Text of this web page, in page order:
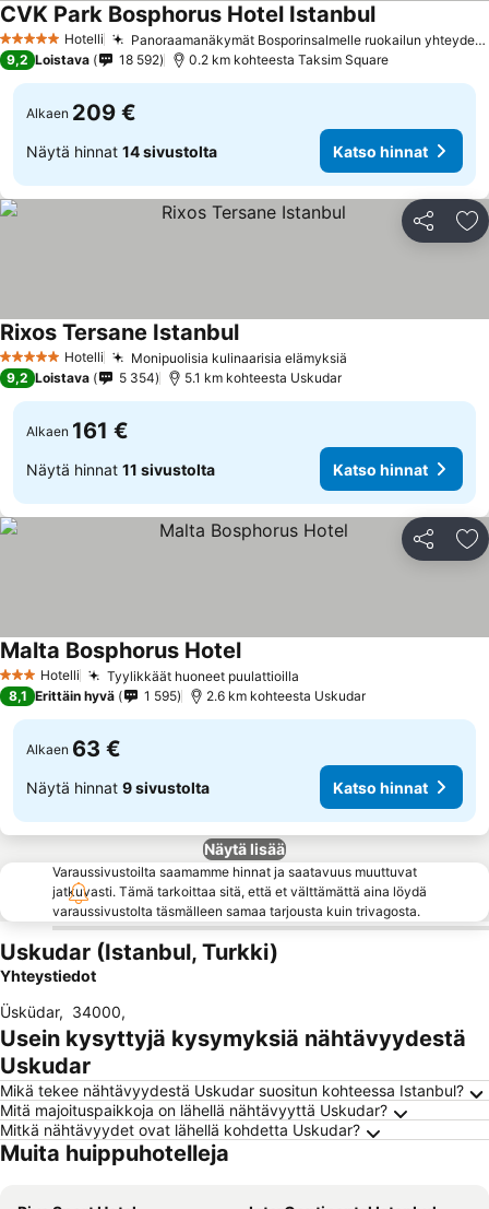
5 Tähtiluokitus
Hotelli Panoraamanäkymät Bosporinsalmelle ruokailun yhteydessä
CVK Park Bosphorus Hotel Istanbul
9,2 Loistava 18 592 0.2 km kohteesta Taksim Square
Alkaen 209 €
Näytä hinnat 14 sivustolta Katso hinnat
Jaa
5 Tähtiluokitus
Hotelli Monipuolisia kulinaarisia elämyksiä
Rixos Tersane Istanbul
9,2 Loistava 5 354 5.1 km kohteesta Uskudar
Alkaen 161 €
Näytä hinnat 11 sivustolta Katso hinnat
Jaa
3 Tähtiluokitus
Hotelli Tyylikkäät huoneet puulattioilla
Malta Bosphorus Hotel
8,1 Erittäin hyvä 1 595 2.6 km kohteesta Uskudar
Alkaen 63 €
Näytä hinnat 9 sivustolta Katso hinnat
Näytä lisää
Varaussivustoilta saamamme hinnat ja saatavuus muuttuvat
jatkuvasti. Tämä tarkoittaa sitä, että et välttämättä aina löydä
varaussivustolta täsmälleen samaa tarjousta kuin trivagosta.
Uskudar (Istanbul, Turkki)
Yhteystiedot
Üsküdar, 34000,
Usein kysyttyjä kysymyksiä nähtävyydestä
Uskudar
Mikä tekee nähtävyydestä Uskudar suositun kohteessa Istanbul?
Mitä majoituspaikkoja on lähellä nähtävyyttä Uskudar?
Mitkä nähtävyydet ovat lähellä kohdetta Uskudar?
Muita huippuhotelleja